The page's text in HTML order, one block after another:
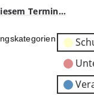
Termin…